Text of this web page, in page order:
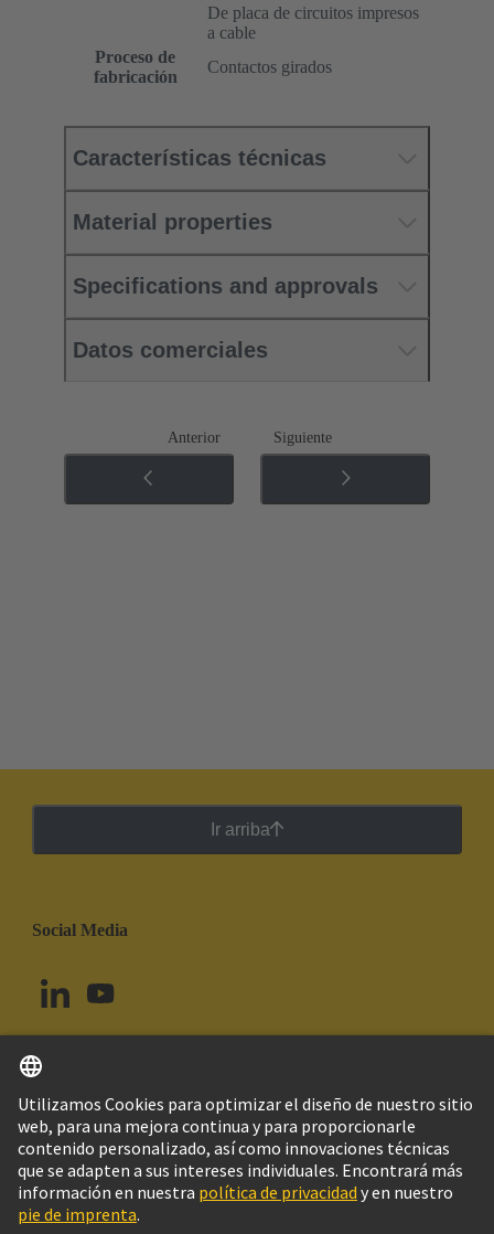
De placa de circuitos impresos
a cable
Proceso de
fabricación
Contactos girados
Características técnicas
Material properties
Specifications and approvals
Datos comerciales
Anterior Siguiente
Ir arriba
Social Media
Brasil Español
© Grupo Tecnológico HARTING